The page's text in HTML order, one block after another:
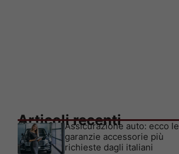
Articoli recenti
Assicurazione auto: ecco le
garanzie accessorie più
richieste dagli italiani